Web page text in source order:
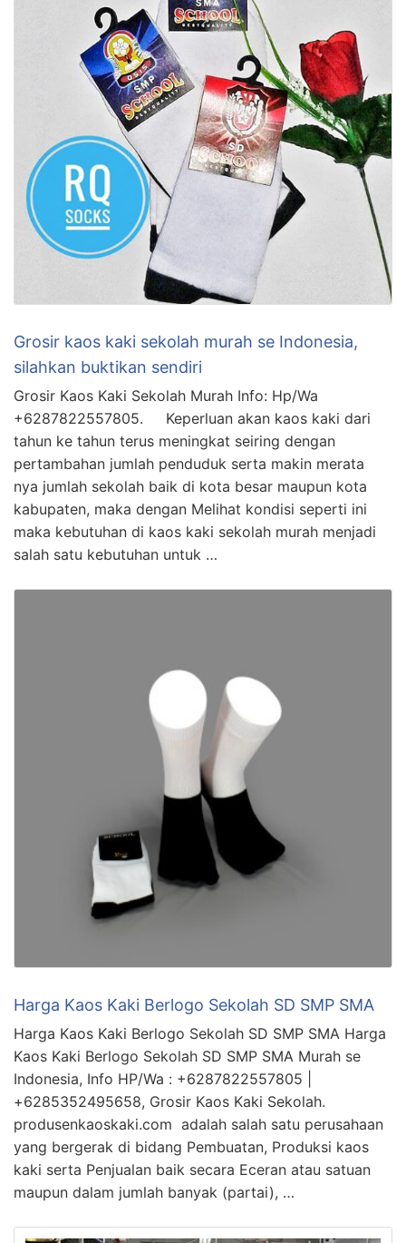
Grosir kaos kaki sekolah murah se Indonesia,
silahkan buktikan sendiri
Grosir Kaos Kaki Sekolah Murah Info: Hp/Wa
+6287822557805. Keperluan akan kaos kaki dari
tahun ke tahun terus meningkat seiring dengan
pertambahan jumlah penduduk serta makin merata
nya jumlah sekolah baik di kota besar maupun kota
kabupaten, maka dengan Melihat kondisi seperti ini
maka kebutuhan di kaos kaki sekolah murah menjadi
salah satu kebutuhan untuk …
Harga Kaos Kaki Berlogo Sekolah SD SMP SMA
Harga Kaos Kaki Berlogo Sekolah SD SMP SMA Harga
Kaos Kaki Berlogo Sekolah SD SMP SMA Murah se
Indonesia, Info HP/Wa : +6287822557805 |
+6285352495658, Grosir Kaos Kaki Sekolah.
produsenkaoskaki.com adalah salah satu perusahaan
yang bergerak di bidang Pembuatan, Produksi kaos
kaki serta Penjualan baik secara Eceran atau satuan
maupun dalam jumlah banyak (partai), …